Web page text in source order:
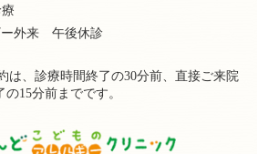
ー外来 午後休診
は、診療時間終了の30分前、直接ご来院
15分前までです。